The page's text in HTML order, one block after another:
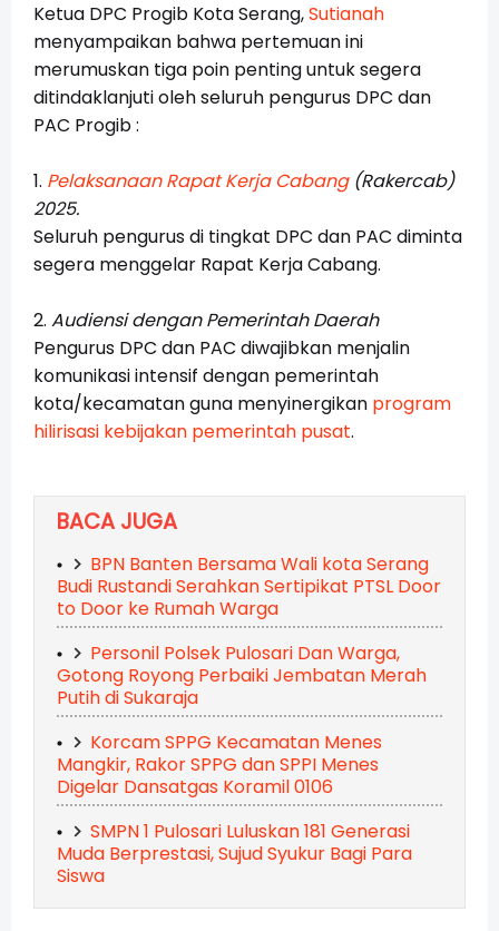
Ketua DPC Progib Kota Serang,Sutianah
menyampaikan bahwa pertemuan ini
merumuskan tiga poin penting untuk segera
ditindaklanjuti oleh seluruh pengurus DPC dan
PAC Progib :
1. Pelaksanaan Rapat Kerja Cabang (Rakercab)
2025.
Seluruh pengurus di tingkat DPC dan PAC diminta
segera menggelar Rapat Kerja Cabang.
2. Audiensi dengan Pemerintah Daerah
Pengurus DPC dan PAC diwajibkan menjalin
komunikasi intensif dengan pemerintah
kota/kecamatan guna menyinergikan program
hilirisasi kebijakan pemerintah pusat.
BACA JUGA
BPN Banten Bersama Wali kota Serang
Budi Rustandi Serahkan Sertipikat PTSL Door
to Door ke Rumah Warga
Personil Polsek Pulosari Dan Warga,
Gotong Royong Perbaiki Jembatan Merah
Putih di Sukaraja
Korcam SPPG Kecamatan Menes
Mangkir, Rakor SPPG dan SPPI Menes
Digelar Dansatgas Koramil 0106
SMPN 1 Pulosari Luluskan 181 Generasi
Muda Berprestasi, Sujud Syukur Bagi Para
Siswa